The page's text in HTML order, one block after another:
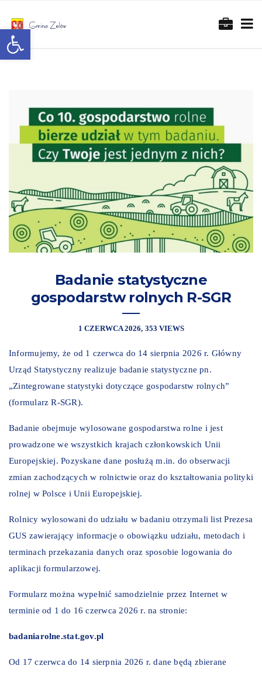
Otwórz pasek narzędzi
Badanie statystyczne
gospodarstw rolnych R-SGR
1 CZERWCA 2026 353 VIEWS
Informujemy, że od 1 czerwca do 14 sierpnia 2026 r. Główny
Urząd Statystyczny realizuje badanie statystyczne pn.
„Zintegrowane statystyki dotyczące gospodarstw rolnych”
(formularz R-SGR).
Badanie obejmuje wylosowane gospodarstwa rolne i jest
prowadzone we wszystkich krajach członkowskich Unii
Europejskiej. Pozyskane dane posłużą m.in. do obserwacji
zmian zachodzących w rolnictwie oraz do kształtowania polityki
rolnej w Polsce i Unii Europejskiej.
Rolnicy wylosowani do udziału w badaniu otrzymali list Prezesa
GUS zawierający informacje o obowiązku udziału, metodach i
terminach przekazania danych oraz sposobie logowania do
aplikacji formularzowej.
Formularz można wypełnić samodzielnie przez Internet w
terminie od 1 do 16 czerwca 2026 r. na stronie:
badaniarolne.stat.gov.pl
Od 17 czerwca do 14 sierpnia 2026 r. dane będą zbierane